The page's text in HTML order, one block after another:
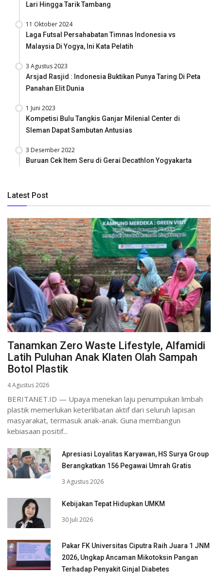
Lari Hingga Tarik Tambang
11 Oktober 2024
Laga Futsal Persahabatan Timnas Indonesia vs
Malaysia Di Yogya, Ini Kata Pelatih
3 Agustus 2023
Arsjad Rasjid : Indonesia Buktikan Punya Taring Di Peta
Panahan Elit Dunia
1 Juni 2023
Kompetisi Bulu Tangkis Ganjar Milenial Center di
Sleman Dapat Sambutan Antusias
3 Desember 2022
Buruan Cek Item Seru di Gerai Decathlon Yogyakarta
Latest Post
Tanamkan Zero Waste Lifestyle, Alfamidi
Latih Puluhan Anak Klaten Olah Sampah
Botol Plastik
4 Agustus 2026
BERITANET.ID — Upaya menekan laju penumpukan limbah
plastik memerlukan keterlibatan aktif dari seluruh lapisan
masyarakat, termasuk anak-anak. Guna membangun
kebiasaan positif...
Apresiasi Loyalitas Karyawan, HS Surya Group
Berangkatkan 156 Pegawai Umrah Gratis
3 Agustus 2026
Kebijakan Tepat Hidupkan UMKM
30 Juli 2026
Pakar FK Universitas Ciputra Raih Juara 1 JNM
2026, Ungkap Ancaman Mikotoksin Pangan
Terhadap Penyakit Ginjal Diabetes